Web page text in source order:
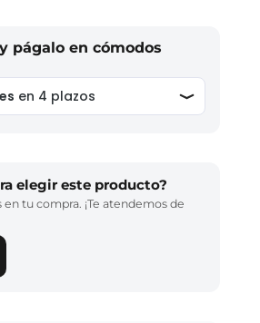
págalo en cómodos
elegir este producto?
tu compra. ¡Te atendemos de